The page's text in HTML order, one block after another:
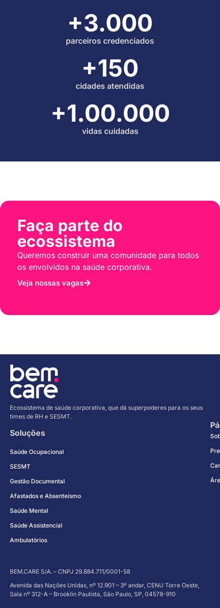
+3.000
parceiros credenciados
+150
cidades atendidas
+1.00.000
vidas cuidadas
Faça parte do
ecossistema
Queremos construir uma comunidade para todos
os envolvidos na saúde corporativa.
Veja nossas vagas
Ecossistema de saúde corporativa, que dá superpoderes para os seus
times de RH e SESMT.
Soluções
Saúde Ocupacional
SESMT
Gestão Documental
Afastados e Absenteísmo
Saúde Mental
Saúde Assistencial
Ambulatórios
BEM.CARE S/A. – CNPJ 29.884.711/0001-58
Avenida das Nações Unidas, nº 12.901 – 3º andar, CENU Torre Oeste,
Sala nº 312-A – Brooklin Paulista, São Paulo, SP, 04578-910